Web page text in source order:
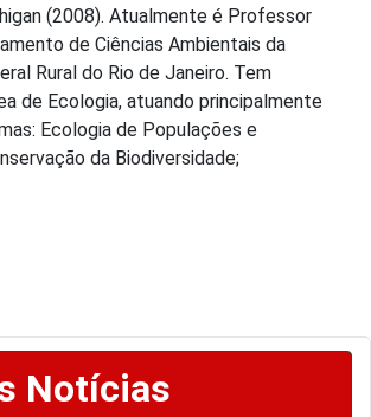
(2008). Atualmente é Professor
de Ciências Ambientais da
Rural do Rio de Janeiro. Tem
de Ecologia, atuando principalmente
Ecologia de Populações e
da Biodiversidade;
Notícias